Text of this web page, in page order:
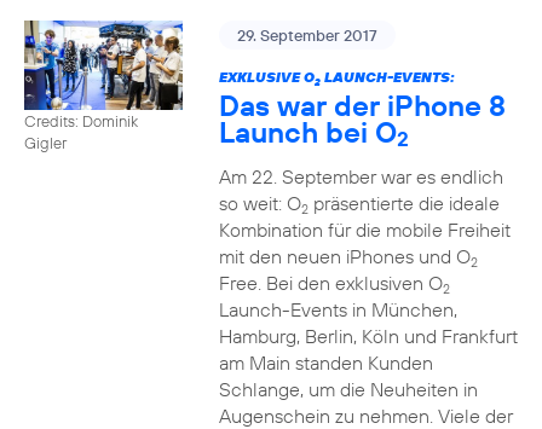
Credits: Dominik
Gigler
29. September 2017
EXKLUSIVE O2LAUNCH-EVENTS:
Das war der iPhone 8
Launch bei O2
Am 22. September war es endlich
so weit: O2präsentierte die ideale
Kombination für die mobile Freiheit
mit den neuen iPhones und O2
Free. Bei den exklusiven O2
Launch-Events in München,
Hamburg, Berlin, Köln und Frankfurt
am Main standen Kunden
Schlange, um die Neuheiten in
Augenschein zu nehmen. Viele der